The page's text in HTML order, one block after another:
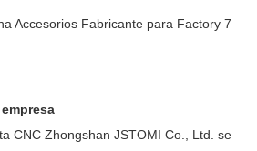
CNC Zhongshan JSTOMI Co., Ltd. se